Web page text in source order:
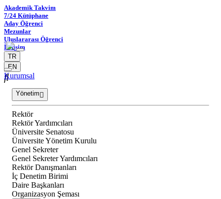
Akademik Takvim
7/24 Kütüphane
Aday Öğrenci
Mezunlar
Uluslararası Öğrenci
İletişim
TR
EN
Kurumsal
Yönetim
Rektör
Rektör Yardımcıları
Üniversite Senatosu
Üniversite Yönetim Kurulu
Genel Sekreter
Genel Sekreter Yardımcıları
Rektör Danışmanları
İç Denetim Birimi
Daire Başkanları
Organizasyon Şeması